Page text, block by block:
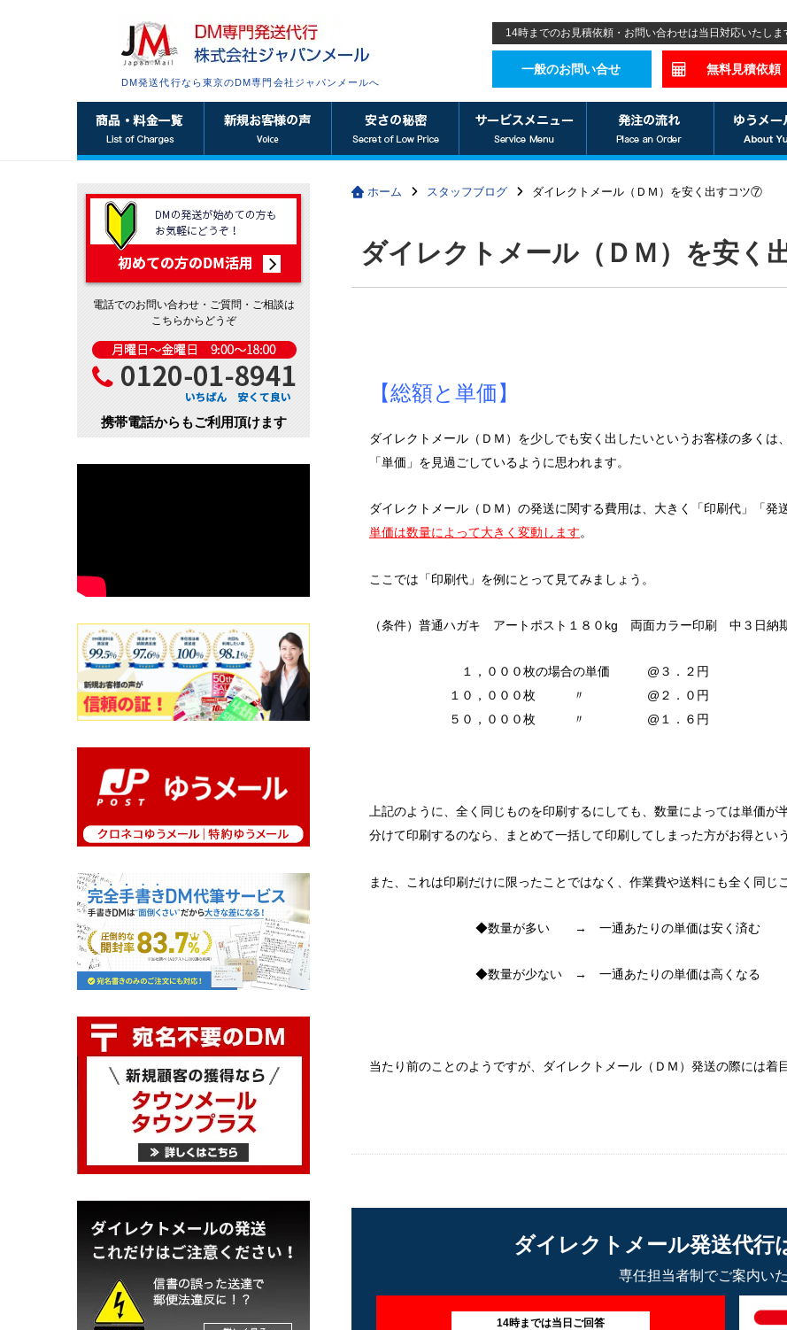
DM発送代行なら東京のDM専門会社ジャパンメールへ
14時までのお見積依頼・お問い合わせは当日対応いたしま
一般のお問い合せ 無料見積依頼
ホーム スタッフブログ ダイレクトメール（ＤＭ）を安く出すコツ⑦
ダイレクトメール（ＤＭ）を安く
【総額と単価】
ダイレクトメール（ＤＭ）を少しでも安く出したいというお客様の多くは
「単価」を見過ごしているように思われます。
ダイレクトメール（ＤＭ）の発送に関する費用は、大きく「印刷代」「
単価は数量によって大きく変動します。
ここでは「印刷代」を例にとって見てみましょう。
（条件）普通ハガキ アートポスト１８０kg 両面カラー印刷 中３日納
１，０００枚の場合の単価 @３．２円
１０，０００枚 〃 @２．０円
５０，０００枚 〃 @１．６円
上記のように、全く同じものを印刷するにしても、数量によっては単価
分けて印刷するのなら、まとめて一括して印刷してしまった方がお得とい
また、これは印刷だけに限ったことではなく、作業費や送料にも全く同じ
◆数量が多い → 一通あたりの単価は安く済む
◆数量が少ない → 一通あたりの単価は高くなる
当たり前のことのようですが、ダイレクトメール（ＤＭ）発送の際には着
ダイレクトメール発送代行
専任担当者制でご案内いた
14時までは当日ご回答
電話でのお問い合わせ・ご質問・ご相談は
こちらからどうぞ
携帯電話からもご利用頂けます